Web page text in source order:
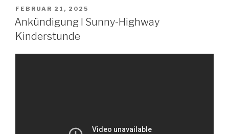
VERÖFFENTLICHT
AM
FEBRUAR 21, 2025
Ankündigung I Sunny-Highway
Kinderstunde